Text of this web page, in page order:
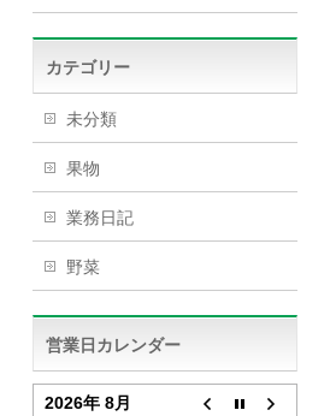
カテゴリー
未分類
果物
業務日記
野菜
営業日カレンダー
2026年 8月